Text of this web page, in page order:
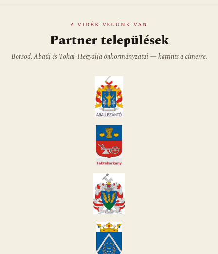
A VIDÉK VELÜNK VAN
Partner települések
Borsod, Abaúj és Tokaj-Hegyalja önkormányzatai — kattints a címerre.